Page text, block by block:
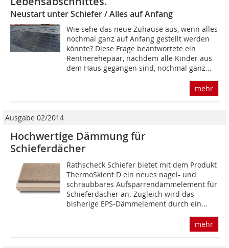
Neustart unter Schiefer / Alles auf Anfang
Wie sehe das neue Zuhause aus, wenn alles
nochmal ganz auf Anfang gestellt werden
könnte? Diese Frage beantwortete ein
Rentnerehepaar, nachdem alle Kinder aus
dem Haus gegangen sind, nochmal ganz...
mehr
Ausgabe 02/2014
Hochwertige Dämmung für
Schieferdächer
Rathscheck Schiefer bietet mit dem Produkt
ThermoSklent D ein neues nagel- und
schraubbares Aufsparrendämmelement für
Schieferdächer an. Zugleich wird das
bisherige EPS-Dämmelement durch ein...
mehr